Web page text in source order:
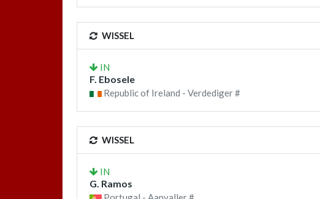
WISSEL
IN
F. Ebosele
Republic of Ireland - Verdediger #
WISSEL
IN
G. Ramos